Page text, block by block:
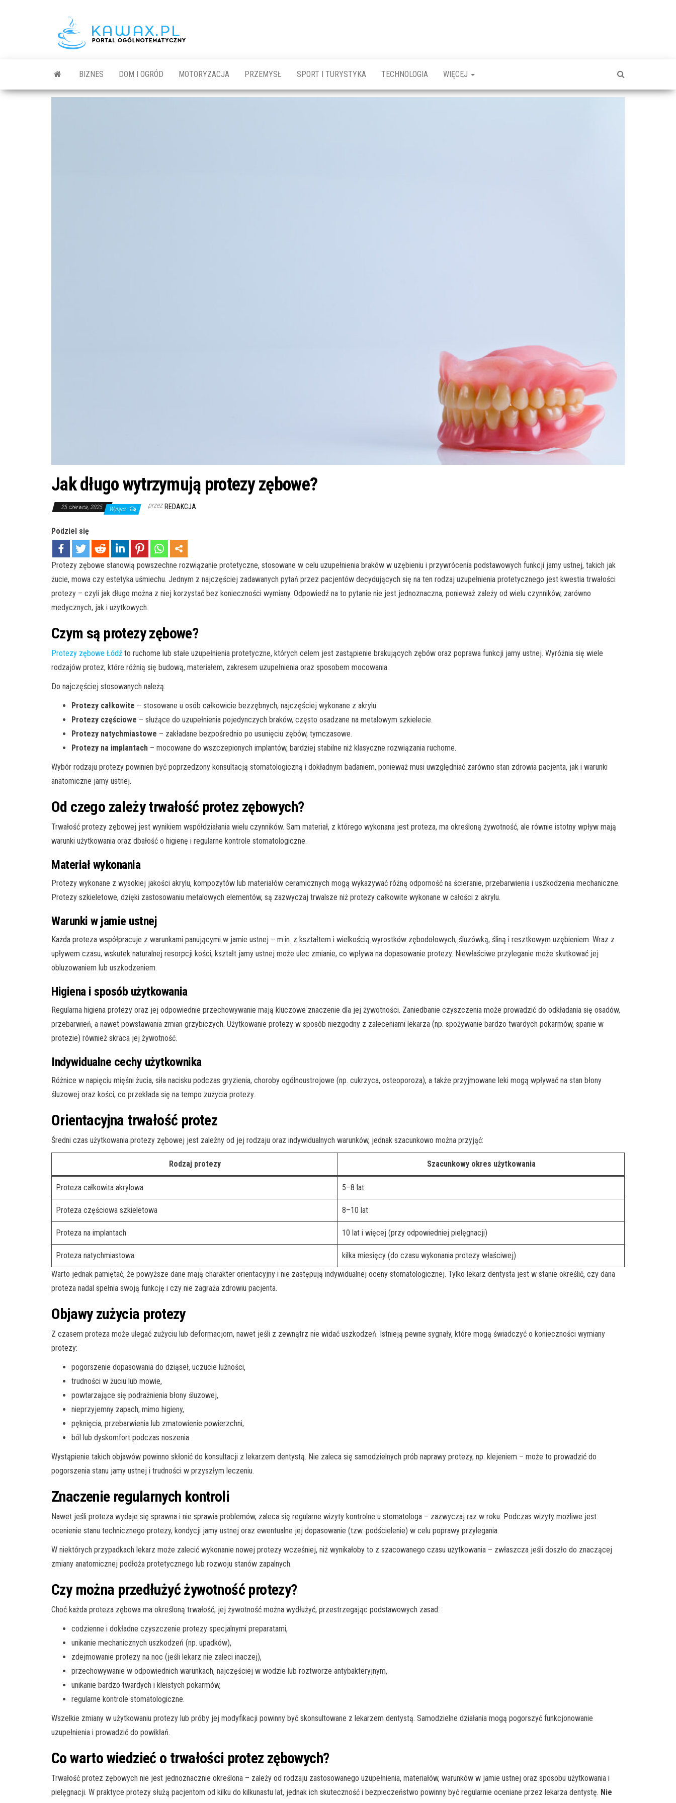
BIZNES DOM I OGRÓD MOTORYZACJA PRZEMYSŁ SPORT I TURYSTYKA TECHNOLOGIA WIĘCEJ
Jak długo wytrzymują protezy zębowe?
25 czerwca, 2025 Wyłącz przez REDAKCJA
Podziel się
Protezy zębowe stanowią powszechne rozwiązanie protetyczne, stosowane w celu uzupełnienia braków w uzębieniu i przywrócenia podstawowych funkcji jamy ustnej, takich jak
żucie, mowa czy estetyka uśmiechu. Jednym z najczęściej zadawanych pytań przez pacjentów decydujących się na ten rodzaj uzupełnienia protetycznego jest kwestia trwałości
protezy – czyli jak długo można z niej korzystać bez konieczności wymiany. Odpowiedź na to pytanie nie jest jednoznaczna, ponieważ zależy od wielu czynników, zarówno
medycznych, jak i użytkowych.
Czym są protezy zębowe?
Protezy zębowe Łódź to ruchome lub stałe uzupełnienia protetyczne, których celem jest zastąpienie brakujących zębów oraz poprawa funkcji jamy ustnej. Wyróżnia się wiele
rodzajów protez, które różnią się budową, materiałem, zakresem uzupełnienia oraz sposobem mocowania.
Do najczęściej stosowanych należą:
Protezy całkowite – stosowane u osób całkowicie bezzębnych, najczęściej wykonane z akrylu.
Protezy częściowe – służące do uzupełnienia pojedynczych braków, często osadzane na metalowym szkielecie.
Protezy natychmiastowe – zakładane bezpośrednio po usunięciu zębów, tymczasowe.
Protezy na implantach – mocowane do wszczepionych implantów, bardziej stabilne niż klasyczne rozwiązania ruchome.
Wybór rodzaju protezy powinien być poprzedzony konsultacją stomatologiczną i dokładnym badaniem, ponieważ musi uwzględniać zarówno stan zdrowia pacjenta, jak i warunki
anatomiczne jamy ustnej.
Od czego zależy trwałość protez zębowych?
Trwałość protezy zębowej jest wynikiem współdziałania wielu czynników. Sam materiał, z którego wykonana jest proteza, ma określoną żywotność, ale równie istotny wpływ mają
warunki użytkowania oraz dbałość o higienę i regularne kontrole stomatologiczne.
Materiał wykonania
Protezy wykonane z wysokiej jakości akrylu, kompozytów lub materiałów ceramicznych mogą wykazywać różną odporność na ścieranie, przebarwienia i uszkodzenia mechaniczne.
Protezy szkieletowe, dzięki zastosowaniu metalowych elementów, są zazwyczaj trwalsze niż protezy całkowite wykonane w całości z akrylu.
Warunki w jamie ustnej
Każda proteza współpracuje z warunkami panującymi w jamie ustnej – m.in. z kształtem i wielkością wyrostków zębodołowych, śluzówką, śliną i resztkowym uzębieniem. Wraz z
upływem czasu, wskutek naturalnej resorpcji kości, kształt jamy ustnej może ulec zmianie, co wpływa na dopasowanie protezy. Niewłaściwe przyleganie może skutkować jej
obluzowaniem lub uszkodzeniem.
Higiena i sposób użytkowania
Regularna higiena protezy oraz jej odpowiednie przechowywanie mają kluczowe znaczenie dla jej żywotności. Zaniedbanie czyszczenia może prowadzić do odkładania się osadów,
przebarwień, a nawet powstawania zmian grzybiczych. Użytkowanie protezy w sposób niezgodny z zaleceniami lekarza (np. spożywanie bardzo twardych pokarmów, spanie w
protezie) również skraca jej żywotność.
Indywidualne cechy użytkownika
Różnice w napięciu mięśni żucia, siła nacisku podczas gryzienia, choroby ogólnoustrojowe (np. cukrzyca, osteoporoza), a także przyjmowane leki mogą wpływać na stan błony
śluzowej oraz kości, co przekłada się na tempo zużycia protezy.
Orientacyjna trwałość protez
Średni czas użytkowania protezy zębowej jest zależny od jej rodzaju oraz indywidualnych warunków, jednak szacunkowo można przyjąć:
Rodzaj protezy Szacunkowy okres użytkowania
Proteza całkowita akrylowa 5–8 lat
Proteza częściowa szkieletowa 8–10 lat
Proteza na implantach 10 lat i więcej (przy odpowiedniej pielęgnacji)
Proteza natychmiastowa
kilka miesięcy (do czasu wykonania protezy właściwej)
Warto jednak pamiętać, że powyższe dane mają charakter orientacyjny i nie zastępują indywidualnej oceny stomatologicznej. Tylko lekarz dentysta jest w stanie określić, czy dana
proteza nadal spełnia swoją funkcję i czy nie zagraża zdrowiu pacjenta.
Objawy zużycia protezy
Z czasem proteza może ulegać zużyciu lub deformacjom, nawet jeśli z zewnątrz nie widać uszkodzeń. Istnieją pewne sygnały, które mogą świadczyć o konieczności wymiany
protezy:
pogorszenie dopasowania do dziąseł, uczucie luźności,
trudności w żuciu lub mowie,
powtarzające się podrażnienia błony śluzowej,
nieprzyjemny zapach, mimo higieny,
pęknięcia, przebarwienia lub zmatowienie powierzchni,
ból lub dyskomfort podczas noszenia.
Wystąpienie takich objawów powinno skłonić do konsultacji z lekarzem dentystą. Nie zaleca się samodzielnych prób naprawy protezy, np. klejeniem – może to prowadzić do
pogorszenia stanu jamy ustnej i trudności w przyszłym leczeniu.
Znaczenie regularnych kontroli
Nawet jeśli proteza wydaje się sprawna i nie sprawia problemów, zaleca się regularne wizyty kontrolne u stomatologa – zazwyczaj raz w roku. Podczas wizyty możliwe jest
ocenienie stanu technicznego protezy, kondycji jamy ustnej oraz ewentualne jej dopasowanie (tzw. podścielenie) w celu poprawy przylegania.
W niektórych przypadkach lekarz może zalecić wykonanie nowej protezy wcześniej, niż wynikałoby to z szacowanego czasu użytkowania – zwłaszcza jeśli doszło do znaczącej
zmiany anatomicznej podłoża protetycznego lub rozwoju stanów zapalnych.
Czy można przedłużyć żywotność protezy?
Choć każda proteza zębowa ma określoną trwałość, jej żywotność można wydłużyć, przestrzegając podstawowych zasad:
codzienne i dokładne czyszczenie protezy specjalnymi preparatami,
unikanie mechanicznych uszkodzeń (np. upadków),
zdejmowanie protezy na noc (jeśli lekarz nie zaleci inaczej),
przechowywanie w odpowiednich warunkach, najczęściej w wodzie lub roztworze antybakteryjnym,
unikanie bardzo twardych i kleistych pokarmów,
regularne kontrole stomatologiczne.
Wszelkie zmiany w użytkowaniu protezy lub próby jej modyfikacji powinny być skonsultowane z lekarzem dentystą. Samodzielne działania mogą pogorszyć funkcjonowanie
uzupełnienia i prowadzić do powikłań.
Co warto wiedzieć o trwałości protez zębowych?
Trwałość protez zębowych nie jest jednoznacznie określona – zależy od rodzaju zastosowanego uzupełnienia, materiałów, warunków w jamie ustnej oraz sposobu użytkowania i
pielęgnacji. W praktyce protezy służą pacjentom od kilku do kilkunastu lat, jednak ich skuteczność i bezpieczeństwo powinny być regularnie oceniane przez lekarza dentystę. Nie